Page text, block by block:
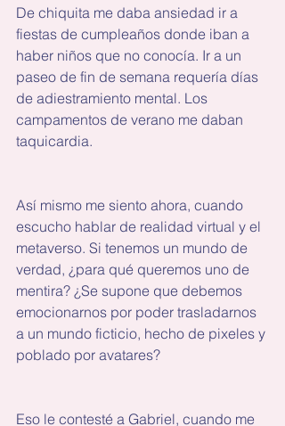
De chiquita me daba ansiedad ir a
fiestas de cumpleaños donde iban a
haber niños que no conocía. Ir a un
paseo de fin de semana requería días
de adiestramiento mental. Los
campamentos de verano me daban
taquicardia.
Así mismo me siento ahora, cuando
escucho hablar de realidad virtual y el
metaverso. Si tenemos un mundo de
verdad, ¿para qué queremos uno de
mentira? ¿Se supone que debemos
emocionarnos por poder trasladarnos
a un mundo ficticio, hecho de pixeles y
poblado por avatares?
Eso le contesté a Gabriel, cuando me